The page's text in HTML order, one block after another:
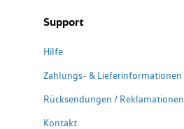
Support
Hilfe
Zahlungs- & Lieferinformationen
Rücksendungen / Reklamationen
Kontakt